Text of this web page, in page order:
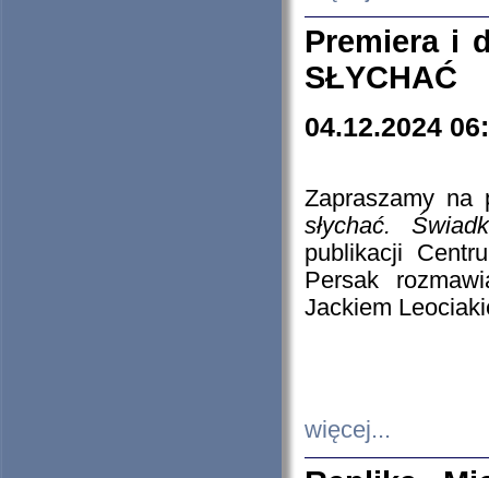
Premiera i
SŁYCHAĆ
04.12.2024
Zapraszamy
słychać.
publikacji
Persak
Jackiem
więcej...